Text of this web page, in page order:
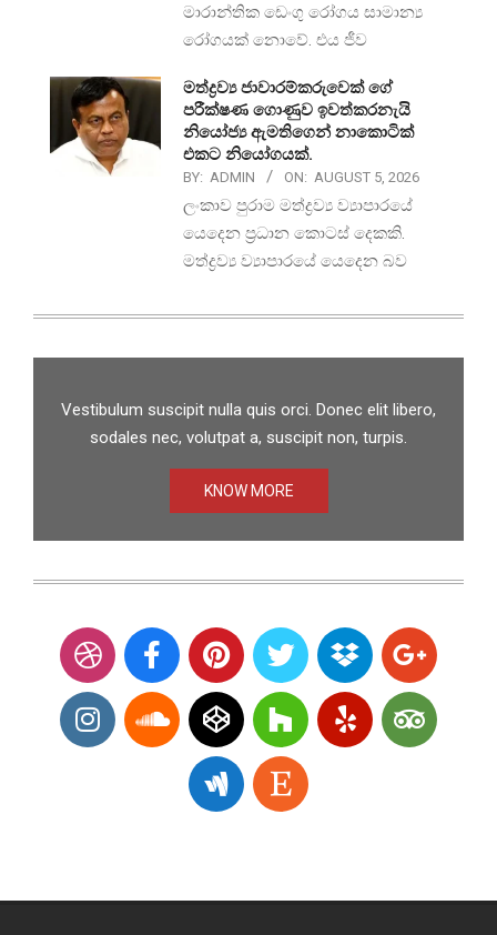
මාරාන්තික ඩෙංගු රෝගය සාමාන්‍ය
රෝගයක් නොවේ. එය ජීව
මත්ද්‍රව්‍ය ජාවාරම්කරුවෙක් ගේ
පරීක්ෂණ ගොණුව ඉවත්කරනැයි
නියෝජ්‍ය ඇමතිගෙන් නාකොටික්
එකට නියෝගයක්.
BY: ADMIN ON: AUGUST 5, 2026
ලංකාව පුරාම මත්ද්‍රව්‍ය ව්‍යාපාරයේ
යෙදෙන ප්‍රධාන කොටස් දෙකකි.
මත්ද්‍රව්‍ය ව්‍යාපාරයේ යෙදෙන බව
Vestibulum suscipit nulla quis orci. Donec elit libero,
sodales nec, volutpat a, suscipit non, turpis.
KNOW MORE